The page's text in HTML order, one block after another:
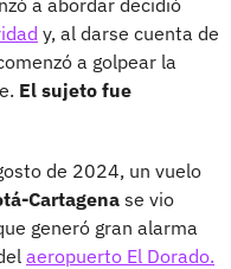
y, al darse cuenta de
a golpear la
El sujeto fue
de 2024, un vuelo
Cartagenase vio
generó gran alarma
aeropuerto El Dorado.